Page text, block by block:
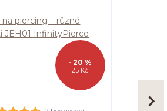
25 Kč
- 20 %